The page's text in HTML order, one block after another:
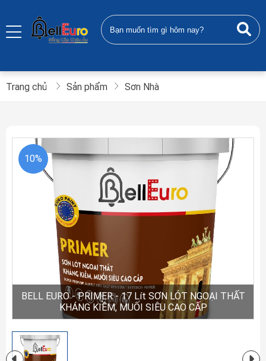
Trang chủ Sản phẩm Sơn Nhà
10%
BELL EURO - PRIMER - 17 Lít SƠN LÓT NGOẠI THẤT
KHÁNG KIỀM, MUỐI SIÊU CAO CẤP